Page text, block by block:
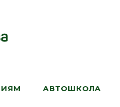
АВТОШКОЛА